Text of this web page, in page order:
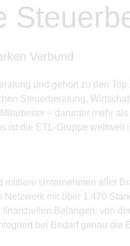
Verbund
und gehört zu den
Steuerberatung,
– darunter mehr
ist die ETL-Gruppe
mittlere Unternehmen aller
mit über 1.470
Belangen: von
bei Bedarf genau